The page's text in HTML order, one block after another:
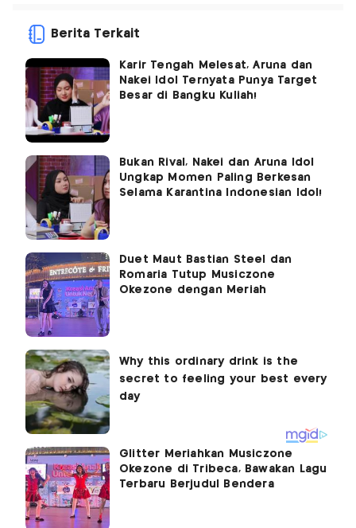
Berita Terkait
Karir Tengah Melesat, Aruna dan
Nakei Idol Ternyata Punya Target
Besar di Bangku Kuliah!
Bukan Rival, Nakei dan Aruna Idol
Ungkap Momen Paling Berkesan
Selama Karantina Indonesian Idol!
Duet Maut Bastian Steel dan
Romaria Tutup Musiczone
Okezone dengan Meriah
Glitter Meriahkan Musiczone
Okezone di Tribeca, Bawakan Lagu
Terbaru Berjudul Bendera